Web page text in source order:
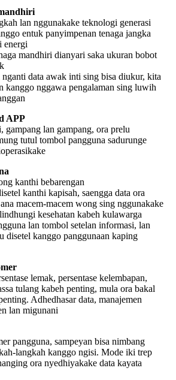
lan nggunakake teknologi generasi
entuk panyimpenan tenaga jangka
energi
mandhiri dianyari saka ukuran bobot
data awak inti sing bisa diukur, kita
kanggo nggawa pengalaman sing luwih
APP
gampang lan gampang, ora prelu
tutul tombol pangguna sadurunge
kanthi bebarengan
kanthi kapisah, saengga data ora
macem-macem wong sing nggunakake
kesehatan kabeh kulawarga
lan tombol setelan informasi, lan
disetel kanggo panggunaan kaping
lemak, persentase kelembapan,
tulang kabeh penting, mula ora bakal
Adhedhasar data, manajemen
lan migunani
pangguna, sampeyan bisa nimbang
langkah kanggo ngisi. Mode iki trep
ora nyedhiyakake data kayata